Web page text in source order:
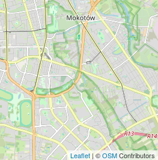
Leaflet| ©OSMContributors